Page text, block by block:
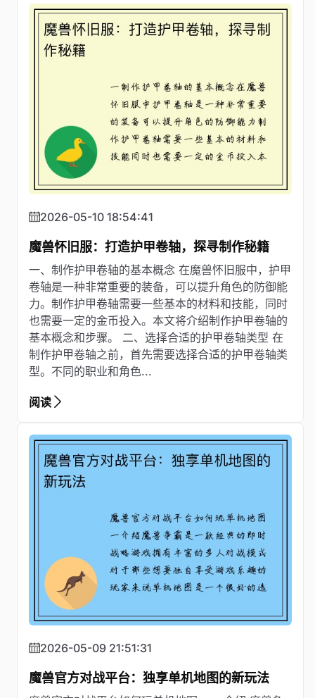
2026-05-10 18:54:41
魔兽怀旧服：打造护甲卷轴，探寻制作秘籍
一、制作护甲卷轴的基本概念 在魔兽怀旧服中，护甲
卷轴是一种非常重要的装备，可以提升角色的防御能
力。制作护甲卷轴需要一些基本的材料和技能，同时
也需要一定的金币投入。本文将介绍制作护甲卷轴的
基本概念和步骤。 二、选择合适的护甲卷轴类型 在
制作护甲卷轴之前，首先需要选择合适的护甲卷轴类
型。不同的职业和角色...
阅读
2026-05-09 21:51:31
魔兽官方对战平台：独享单机地图的新玩法